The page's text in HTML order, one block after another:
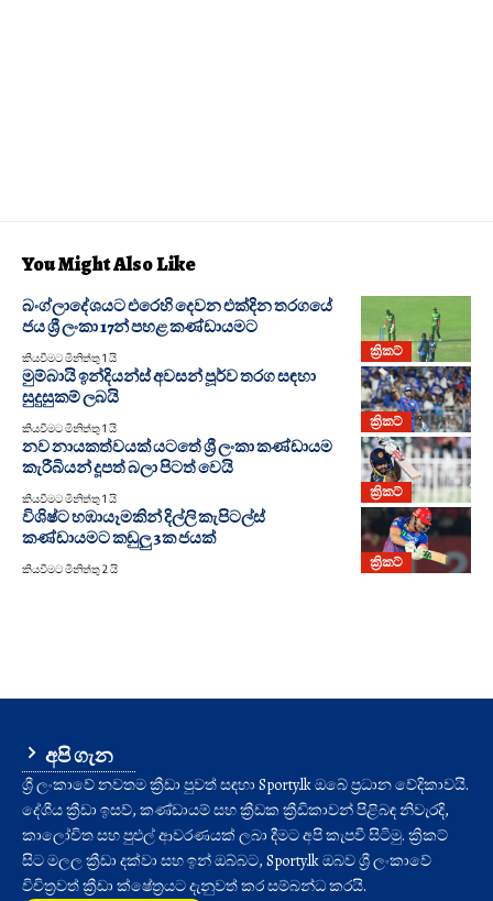
You Might Also Like
ක්‍රිකට්
බංග්ලාදේශයට එරෙහි දෙවන එක්දින තරගයේ
ජය ශ්‍රී ලංකා 17න් පහළ කණ්ඩායමට
කියවීමට මිනිත්තු 1 යි
ක්‍රිකට්
මුම්බායි ඉන්දියන්ස් අවසන් පූර්ව තරග සඳහා
සුදුසුකම් ලබයි
කියවීමට මිනිත්තු 1 යි
ක්‍රිකට්
නව නායකත්වයක් යටතේ ශ්‍රී ලංකා කණ්ඩායම
කැරීබියන් දූපත් බලා පිටත් වෙයි
කියවීමට මිනිත්තු 1 යි
ක්‍රිකට්
විශිෂ්ට හඹායෑමකින් දිල්ලි කැපිටල්ස්
කණ්ඩායමට කඩුලු 3ක ජයක්
කියවීමට මිනිත්තු 2 යි
අපි ගැන
ශ්‍රී ලංකාවේ නවතම ක්‍රීඩා පුවත් සඳහා Sporty.lk ඔබේ ප්‍රධාන වේදිකාවයි.
දේශීය ක්‍රීඩා ඉසව්, කණ්ඩායම් සහ ක්‍රීඩක ක්‍රීඩිකාවන් පිළිබඳ නිවැරදි,
කාලෝචිත සහ පුළුල් ආවරණයක් ලබා දීමට අපි කැපවී සිටිමු. ක්‍රිකට්
සිට මලල ක්‍රීඩා දක්වා සහ ඉන් ඔබ්බට, Sporty.lk ඔබව ශ්‍රී ලංකාවේ
විචිත්‍රවත් ක්‍රීඩා ක්ෂේත්‍රයට දැනුවත් කර සම්බන්ධ කරයි.